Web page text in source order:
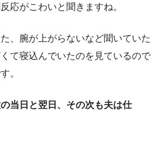
応がこわいと聞きますね。
、腕が上がらないなど聞いていた
て寝込んでいたのを見ているので
。
当日と翌日、その次も夫は仕